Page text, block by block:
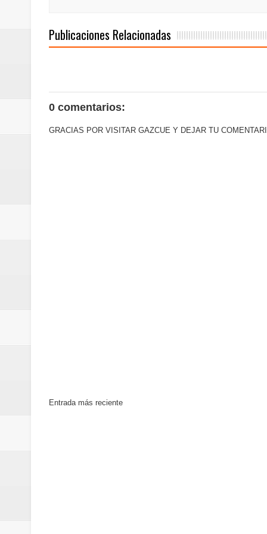
Banreservas y sus filiales
SEPROI obtiene certificación
Publicaciones Relacionadas
0 comentarios:
GRACIAS POR VISITAR GAZCUE Y DEJAR TU
Entrada más reciente